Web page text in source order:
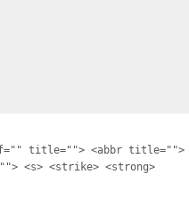
title=""> <abbr title="">
<s> <strike> <strong>